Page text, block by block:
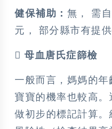
健保補助： 無， 需
元， 部分縣市有提供
 母血唐氏症篩檢
一般而言，媽媽的
寶寶的機率也較高
做初步的標記計算